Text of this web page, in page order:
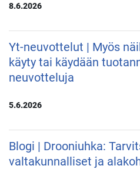
8.6.2026
Yt-neuvottelut | Myös
käyty tai käydään
neuvotteluja
5.6.2026
Blogi | Drooniuhka:
valtakunnalliset ja